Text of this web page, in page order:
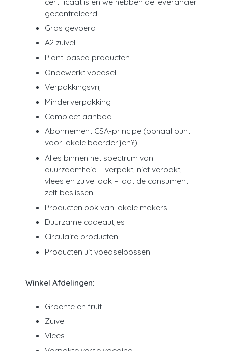
gecontroleerd
Gras gevoerd
A2 zuivel
Plant-based producten
Onbewerkt voedsel
Verpakkingsvrij
Minderverpakking
Compleet aanbod
Abonnement CSA-principe (ophaal punt
voor lokale boerderijen?)
Alles binnen het spectrum van
duurzaamheid – verpakt, niet verpakt,
vlees en zuivel ook – laat de consument
zelf beslissen
Producten ook van lokale makers
Duurzame cadeautjes
Circulaire producten
Producten uit voedselbossen
Winkel Afdelingen:
Groente en fruit
Zuivel
Vlees